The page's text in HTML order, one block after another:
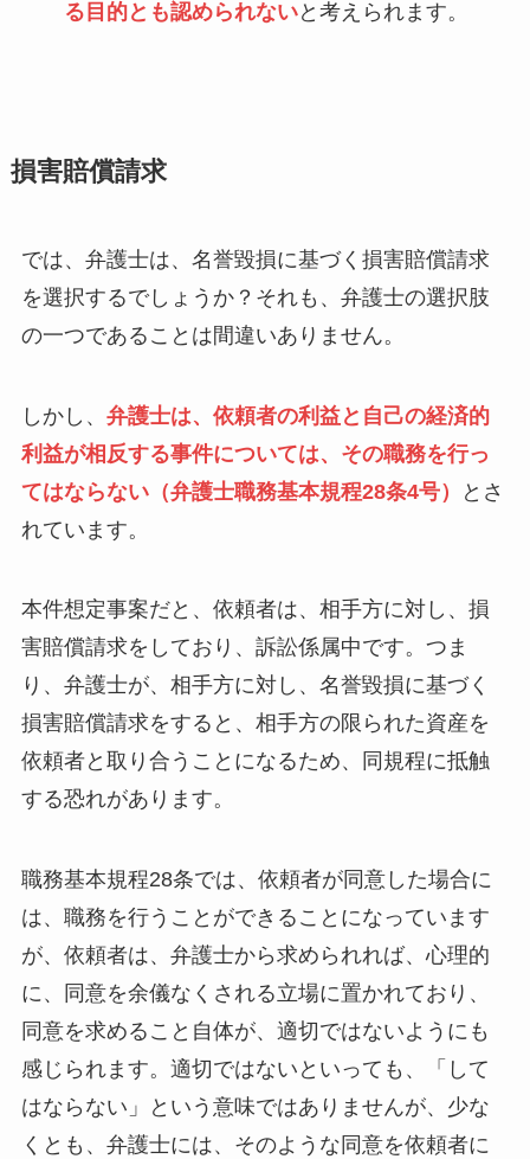
る目的とも認められないと考えられます。
損害賠償請求
では、弁護士は、名誉毀損に基づく損害賠償請求
を選択するでしょうか？それも、弁護士の選択肢
の一つであることは間違いありません。
しかし、 弁護士は、依頼者の利益と自己の経済的
利益が相反する事件については、その職務を行っ
てはならない（弁護士職務基本規程28条4号）
とさ
れています。
本件想定事案だと、依頼者は、相手方に対し、損
害賠償請求をしており、訴訟係属中です。つま
り、弁護士が、相手方に対し、名誉毀損に基づく
損害賠償請求をすると、相手方の限られた資産を
依頼者と取り合うことになるため、同規程に抵触
する恐れがあります。
職務基本規程28条では、依頼者が同意した場合に
は、職務を行うことができることになっています
が、依頼者は、弁護士から求められれば、心理的
に、同意を余儀なくされる立場に置かれており、
同意を求めること自体が、適切ではないようにも
感じられます。適切ではないといっても、「して
はならない」という意味ではありませんが、少な
くとも、弁護士には、そのような同意を依頼者に